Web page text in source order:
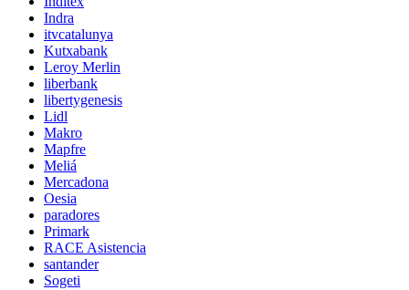
Indra
itvcatalunya
Kutxabank
Leroy Merlin
liberbank
libertygenesis
Lidl
Makro
Mapfre
Meliá
Mercadona
Oesia
paradores
Primark
RACE Asistencia
santander
Sogeti